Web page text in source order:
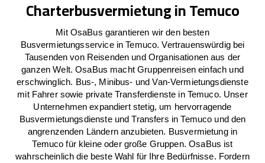
Charterbusvermietung in Temuco
Mit OsaBus garantieren wir den besten
Busvermietungsservice in Temuco. Vertrauenswürdig bei
Tausenden von Reisenden und Organisationen aus der
ganzen Welt. OsaBus macht Gruppenreisen einfach und
erschwinglich. Bus-, Minibus- und Van-Vermietungsdienste
mit Fahrer sowie private Transferdienste in Temuco. Unser
Unternehmen expandiert stetig, um hervorragende
Busvermietungsdienste und Transfers in Temuco und den
angrenzenden Ländern anzubieten. Busvermietung in
Temuco für kleine oder große Gruppen. OsaBus ist
wahrscheinlich die beste Wahl für Ihre Bedürfnisse. Fordern